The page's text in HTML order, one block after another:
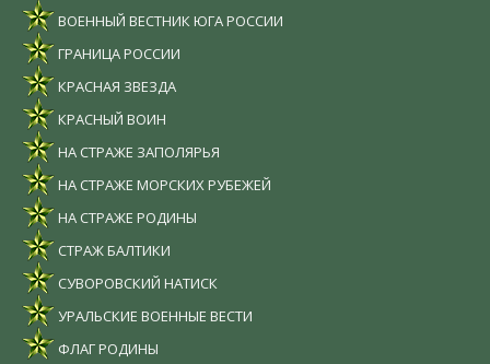
ВОЕННЫЙ ВЕСТНИК ЮГА РОССИИ
ГРАНИЦА РОССИИ
КРАСНАЯ ЗВЕЗДА
КРАСНЫЙ ВОИН
НА СТРАЖЕ ЗАПОЛЯРЬЯ
НА СТРАЖЕ МОРСКИХ РУБЕЖЕЙ
НА СТРАЖЕ РОДИНЫ
СТРАЖ БАЛТИКИ
СУВОРОВСКИЙ НАТИСК
УРАЛЬСКИЕ ВОЕННЫЕ ВЕСТИ
ФЛАГ РОДИНЫ